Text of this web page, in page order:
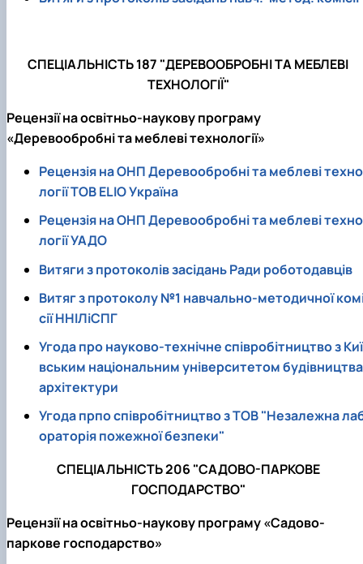
СПЕЦІАЛЬНІСТЬ 187 "ДЕРЕВООБРОБНІ ТА МЕБЛЕВІ
ТЕХНОЛОГІЇ"
Рецензії на освітньо-наукову програму
«Деревообробні та меблеві технології»
Рецензія на ОНП Деревообробні та меблеві техно
логії ТОВ ELIO Україна
Рецензія на ОНП Деревообробні та меблеві техно
логії УАДО
Витяги з протоколів засідань Ради роботодавців
Витяг з протоколу №1 навчально-методичної
сії ННІЛіСПГ
Угода про науково-технічне співробітництво з Киї
вським національним університетом будівництва
архітектури
Угода прпо співробітництво з ТОВ "Незалежна
ораторія пожежної безпеки"
СПЕЦІАЛЬНІСТЬ 206 "САДОВО-ПАРКОВЕ
ГОСПОДАРСТВО"
Рецензії на освітньо-наукову програму «Садово-
паркове господарство»